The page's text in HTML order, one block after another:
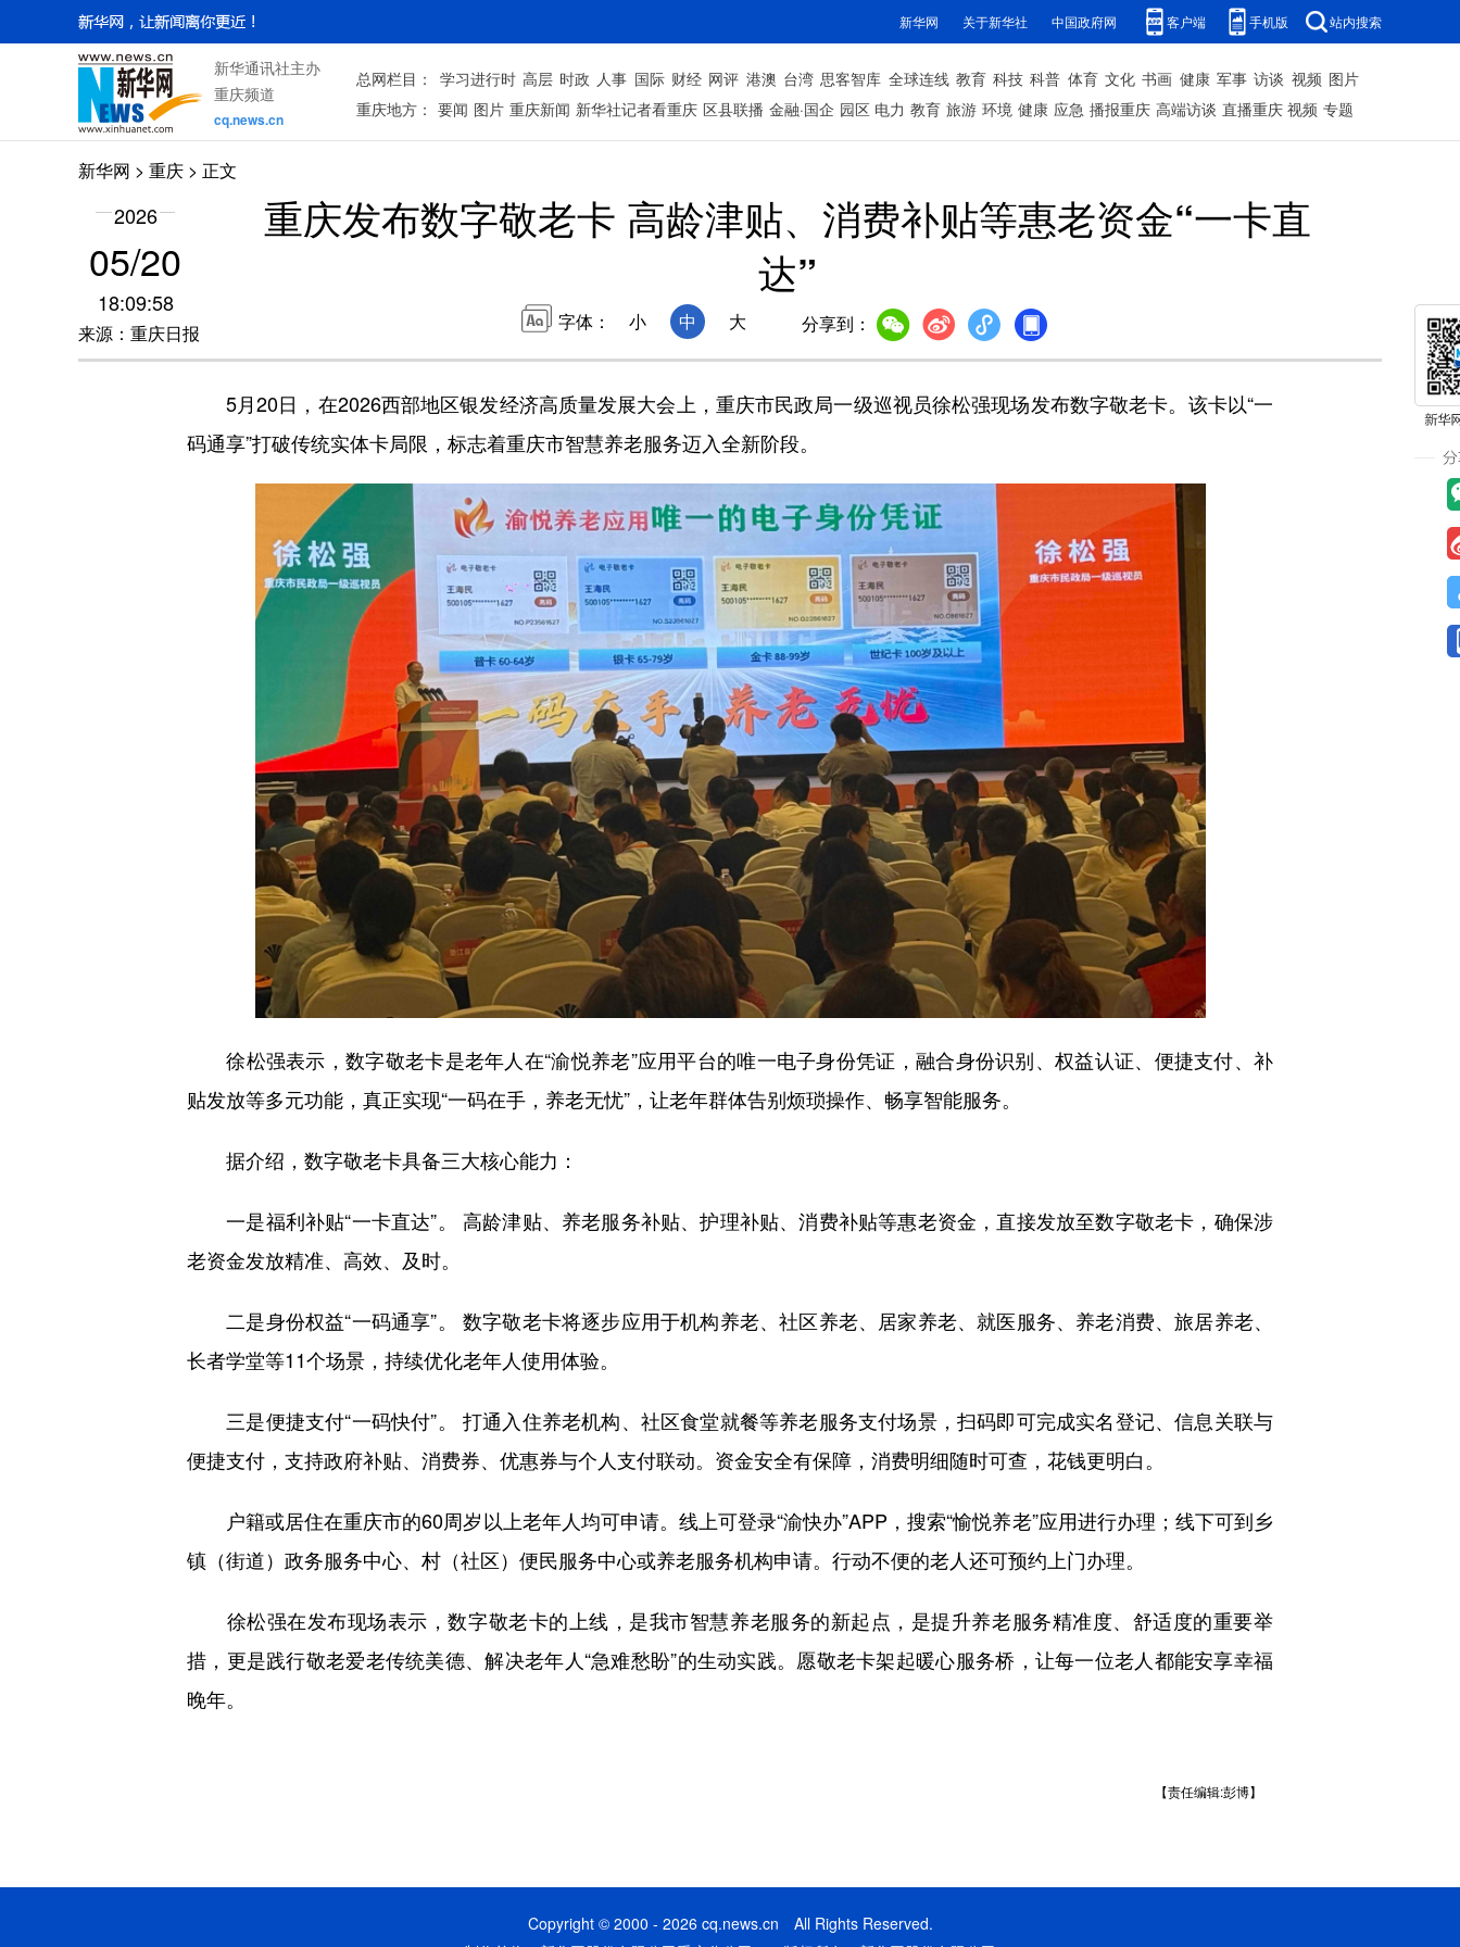
新华网 关于新华社 中国政府网 客户端 手机版 站内搜索
新华通讯社主办
重庆频道
cq.news.cn
总网栏目： 学习进行时 高层 时政 人事 国际 财经 网评 港澳 台湾 思客智库 全球连线 教育 科技 科普 体育 文化 书画 健康 军事 访谈 视频 图片
重庆地方： 要闻 图片 重庆新闻 新华社记者看重庆 区县联播 金融·国企 园区 电力 教育 旅游 环境 健康 应急 播报重庆 高端访谈 直播重庆 视频 专题
新华网 > 重庆 > 正文
2026
05/20
18:09:58
来源：重庆日报
重庆发布数字敬老卡 高龄津贴、消费补贴等惠老资金“一卡直
达”
字体： 小 中 大 分享到：
5月20日，在2026西部地区银发经济高质量发展大会上，重庆市民政局一级巡视员徐松强现场发布数字敬老卡。该卡以“一
码通享”打破传统实体卡局限，标志着重庆市智慧养老服务迈入全新阶段。
徐松强表示，数字敬老卡是老年人在“渝悦养老”应用平台的唯一电子身份凭证，融合身份识别、权益认证、便捷支付、补
贴发放等多元功能，真正实现“一码在手，养老无忧”，让老年群体告别烦琐操作、畅享智能服务。
据介绍，数字敬老卡具备三大核心能力：
一是福利补贴“一卡直达”。 高龄津贴、养老服务补贴、护理补贴、消费补贴等惠老资金，直接发放至数字敬老卡，确保涉
老资金发放精准、高效、及时。
二是身份权益“一码通享”。 数字敬老卡将逐步应用于机构养老、社区养老、居家养老、就医服务、养老消费、旅居养老、
长者学堂等11个场景，持续优化老年人使用体验。
三是便捷支付“一码快付”。 打通入住养老机构、社区食堂就餐等养老服务支付场景，扫码即可完成实名登记、信息关联与
便捷支付，支持政府补贴、消费券、优惠券与个人支付联动。资金安全有保障，消费明细随时可查，花钱更明白。
户籍或居住在重庆市的60周岁以上老年人均可申请。线上可登录“渝快办”APP，搜索“愉悦养老”应用进行办理；线下可到乡
镇（街道）政务服务中心、村（社区）便民服务中心或养老服务机构申请。行动不便的老人还可预约上门办理。
徐松强在发布现场表示，数字敬老卡的上线，是我市智慧养老服务的新起点，是提升养老服务精准度、舒适度的重要举
措，更是践行敬老爱老传统美德、解决老年人“急难愁盼”的生动实践。愿敬老卡架起暖心服务桥，让每一位老人都能安享幸福
晚年。
【责任编辑:彭博】
Copyright © 2000 - 2026 cq.news.cn All Rights Reserved.